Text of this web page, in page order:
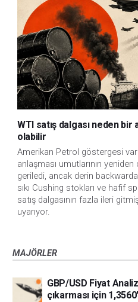
WTI satış dalgası neden bir
olabilir
Amerikan Petrol göstergesi
anlaşması umutlarının
geriledi, ancak derin
sıkı Cushing stokları ve hafif
satış dalgasının fazla ileri
uyarıyor.
MAJÖRLER
GBP/USD Fiyat
çıkarması için